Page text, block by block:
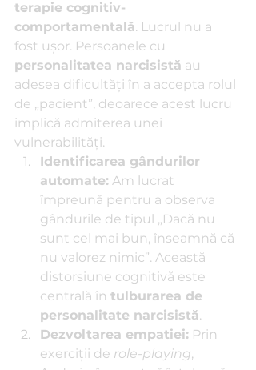
terapie cognitiv-
comportamentală. Lucrul nu a
fost ușor. Persoanele cu
personalitatea narcisistă au
adesea dificultăți în a accepta rolul
de „pacient”, deoarece acest lucru
implică admiterea unei
vulnerabilități.
Identificarea gândurilor
automate: Am lucrat
împreună pentru a observa
gândurile de tipul „Dacă nu
sunt cel mai bun, înseamnă că
nu valorez nimic”. Această
distorsiune cognitivă este
centrală în tulburarea de
personalitate narcisistă.
Dezvoltarea empatiei: Prin
exerciții de role-playing,